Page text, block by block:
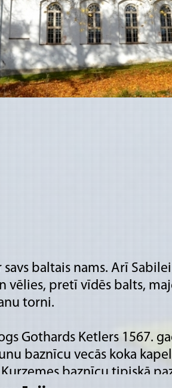
baltais nams. Arī
vēlies, pretī vīdēs balts,
torni.
Gothards Ketlers 1567.
baznīcu vecās koka
baznīcu tipiskā